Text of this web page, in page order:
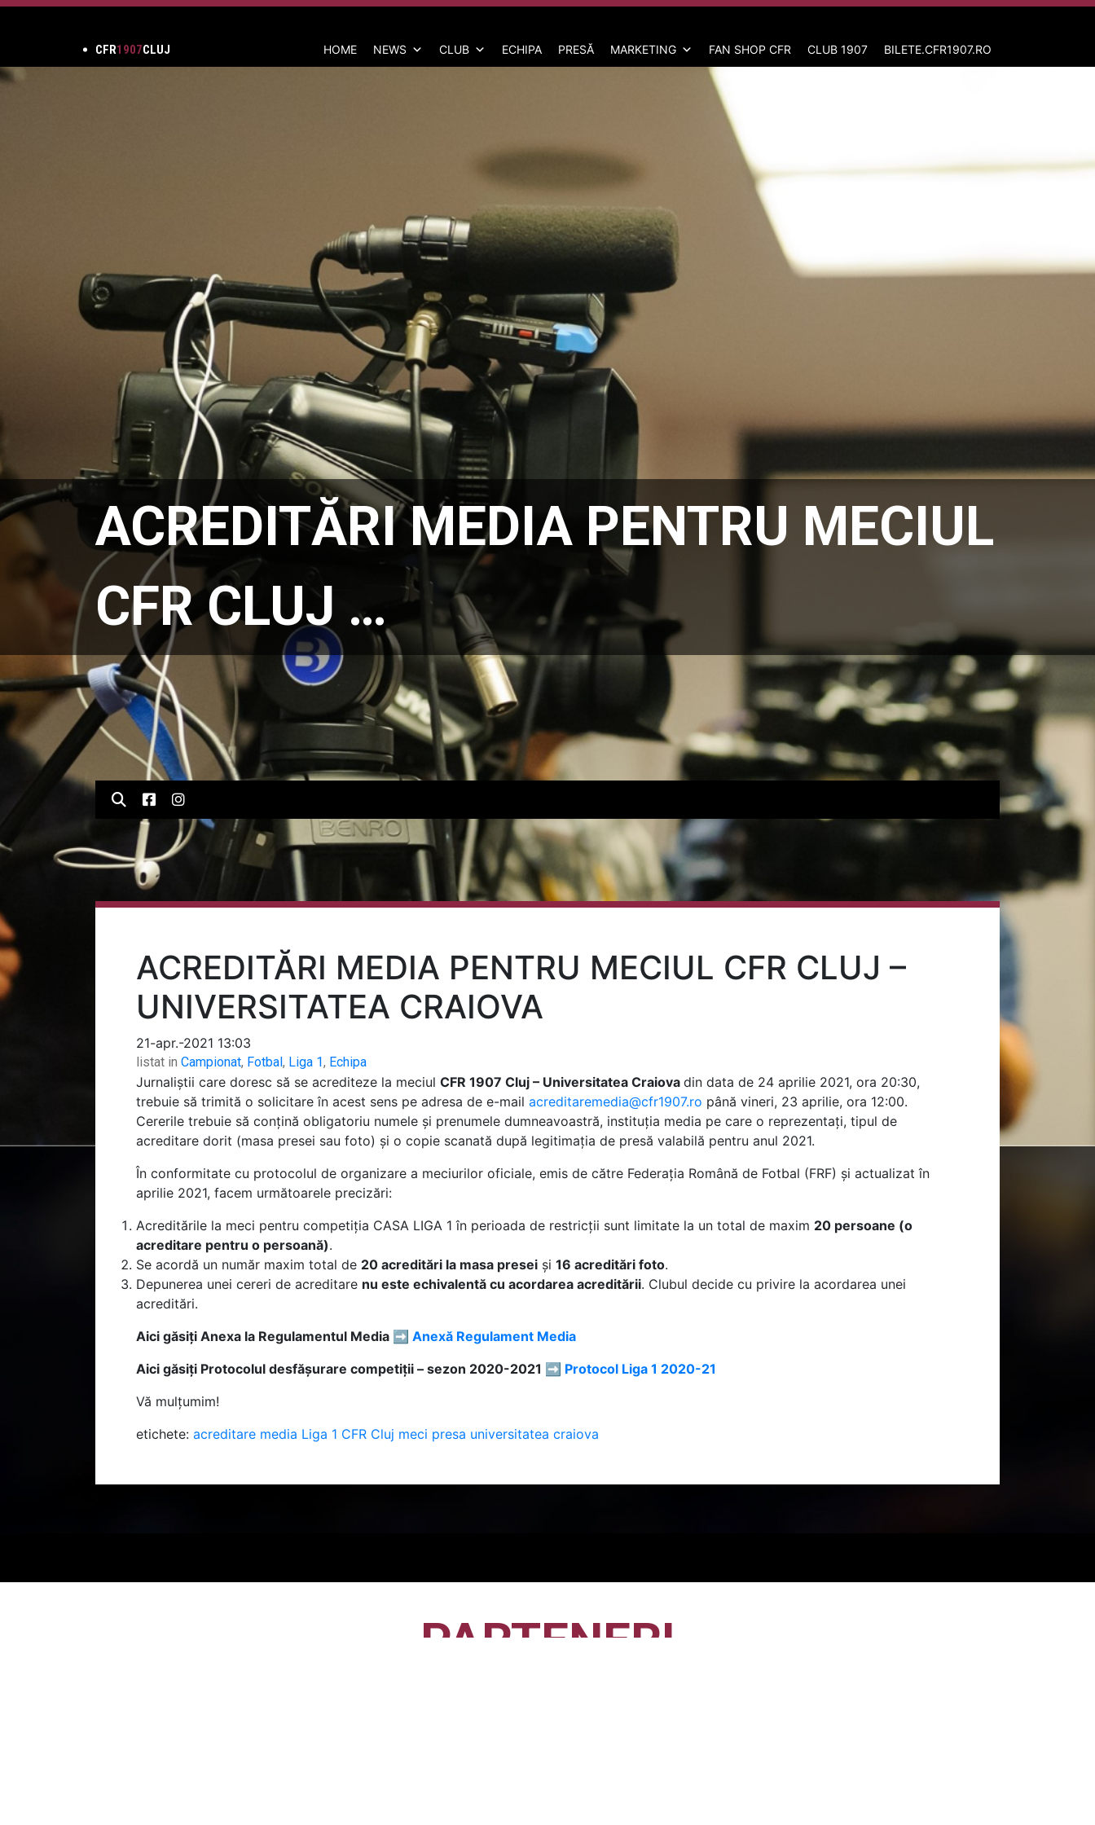
CFR1907CLUJ HOME NEWS CLUB ECHIPA PRESĂ MARKETING FAN SHOP CFR CLUB 1907 BILETE.CFR1907.RO
ACREDITĂRI MEDIA PENTRU MECIUL
CFR CLUJ …
ACREDITĂRI MEDIA PENTRU MECIUL CFR CLUJ –
UNIVERSITATEA CRAIOVA
21-apr.-2021 13:03
listat in Campionat, Fotbal, Liga 1, Echipa
Jurnaliștii care doresc să se acrediteze la meciul CFR 1907 Cluj – Universitatea Craiova din data de 24 aprilie 2021, ora 20:30,
trebuie să trimită o solicitare în acest sens pe adresa de e-mail acreditaremedia@cfr1907.ro până vineri, 23 aprilie, ora 12:00.
Cererile trebuie să conțină obligatoriu numele și prenumele dumneavoastră, instituția media pe care o reprezentați, tipul de
acreditare dorit (masa presei sau foto) și o copie scanată după legitimația de presă valabilă pentru anul 2021.
În conformitate cu protocolul de organizare a meciurilor oficiale, emis de către Federația Română de Fotbal (FRF) și actualizat în
aprilie 2021, facem următoarele precizări:
Acreditările la meci pentru competiția CASA LIGA 1 în perioada de restricții sunt limitate la un total de maxim 20 persoane (o
acreditare pentru o persoană).
Se acordă un număr maxim total de 20 acreditări la masa presei și 16 acreditări foto.
Depunerea unei cereri de acreditare nu este echivalentă cu acordarea acreditării. Clubul decide cu privire la acordarea unei
acreditări.
Aici găsiți Anexa la Regulamentul Media ➡️ Anexă Regulament Media
Aici găsiți Protocolul desfășurare competiții – sezon 2020-2021 ➡️ Protocol Liga 1 2020-21
Vă mulțumim!
etichete: acreditare media Liga 1 CFR Cluj meci presa universitatea craiova
PARTENERI